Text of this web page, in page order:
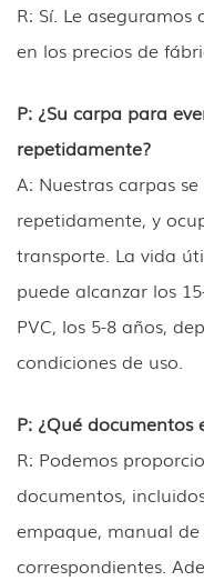
R: Sí. Le
en los precios de
P: ¿Su carpa para
repetidamente?
A: Nuestras carpas
repetidamente, y
transporte. La vida
puede alcanzar los
PVC, los 5-8 años,
condiciones de uso.
P: ¿Qué documentos
R: Podemos
documentos,
empaque, manual
correspondientes.